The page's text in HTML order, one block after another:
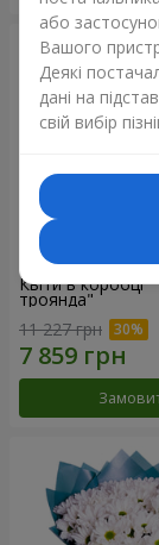
Квіти в коробці
троянда"
11 227 грн
або
Вашого
Деякі
дані на
свій вибір